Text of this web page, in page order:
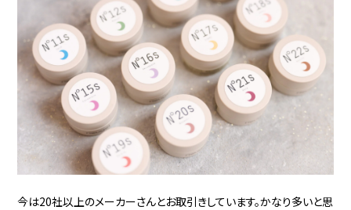
今は20社以上のメーカーさんとお取引きしています。かなり多いと思